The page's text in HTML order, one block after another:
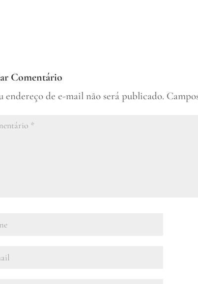
Comentário
endereço de e-mail não será publicado.